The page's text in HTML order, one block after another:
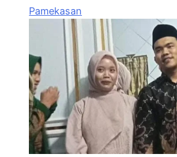
Pamekasan